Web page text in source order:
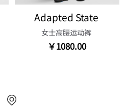
Adapted State
女士高腰运动裤
￥1080.00